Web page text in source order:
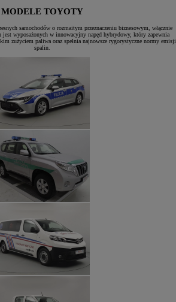
MODELE TOYOTY
samochodów o rozmaitym przeznaczeniu biznesowym, włącznie
wyposażonych w innowacyjny napęd hybrydowy, który zapewnia
zużyciem paliwa oraz spełnia najnowsze rygorystyczne normy emisji
spalin.